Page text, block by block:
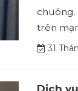
chuông.
trên
31
Dịch